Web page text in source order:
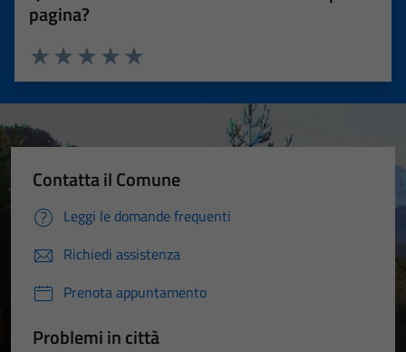
pagina?
Valuta 5 stelle su 5
Valuta 4 stelle su 5
Valuta 3 stelle su 5
Valuta 2 stelle su 5
Valuta 1 stelle su 5
Contatta il Comune
Leggi le domande frequenti
Richiedi assistenza
Prenota appuntamento
Problemi in città